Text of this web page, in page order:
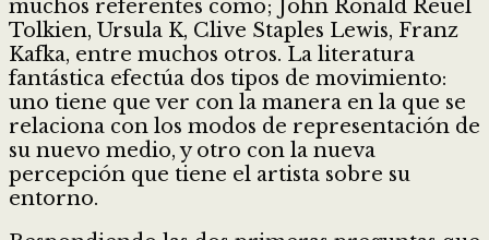
muchos referentes como; John Ronald Reuel
Tolkien, Ursula K, Clive Staples Lewis, Franz
Kafka, entre muchos otros. La literatura
fantástica efectúa dos tipos de movimiento:
uno tiene que ver con la manera en la que se
relaciona con los modos de representación de
su nuevo medio, y otro con la nueva
percepción que tiene el artista sobre su
entorno.